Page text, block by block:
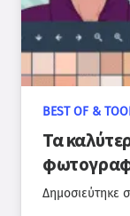
BEST OF &
Τα
Δημοσιεύτηκε